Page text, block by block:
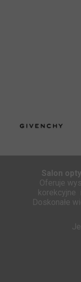
Salon
Oferuje
korekcyjne
Doskonałe